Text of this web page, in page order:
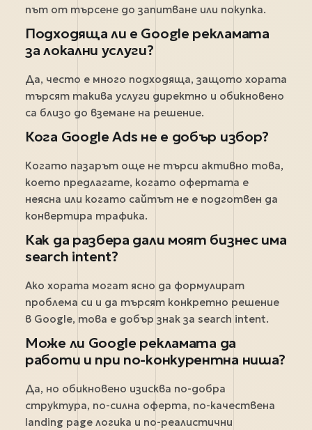
път от търсене до запитване или покупка.
Подходяща ли е Google рекламата
за локални услуги?
Да, често е много подходяща, защото хората
търсят такива услуги директно и обикновено
са близо до вземане на решение.
Кога Google Ads не е добър избор?
Когато пазарът още не търси активно това,
което предлагате, когато офертата е
неясна или когато сайтът не е подготвен да
конвертира трафика.
Как да разбера дали моят бизнес има
search intent?
Ако хората могат ясно да формулират
проблема си и да търсят конкретно решение
в Google, това е добър знак за search intent.
Може ли Google рекламата да
работи и при по-конкурентна ниша?
Да, но обикновено изисква по-добра
структура, по-силна оферта, по-качествена
landing page логика и по-реалистични